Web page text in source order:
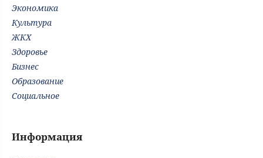
Экономика
Культура
ЖКХ
Здоровье
Бизнес
Образование
Социальное
Информация